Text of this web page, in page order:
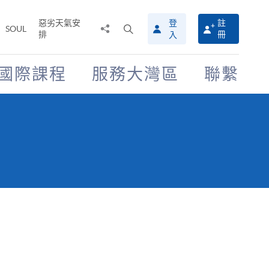
SOUL
惡劣天氣安
排
搜
尋
介
面
登
入
註
冊
際課程 服務大灣區 聯繫